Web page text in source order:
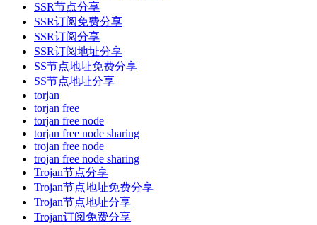
SSR节点分享
SSR订阅免费分享
SSR订阅分享
SSR订阅地址分享
SS节点地址免费分享
SS节点地址分享
torjan
torjan free
torjan free node
torjan free node sharing
trojan free node
trojan free node sharing
Trojan节点分享
Trojan节点地址免费分享
Trojan节点地址分享
Trojan订阅免费分享